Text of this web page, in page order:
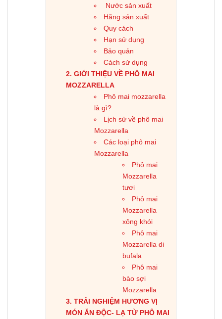
Nước sản xuất
Hãng sản xuất
Quy cách
Hạn sử dụng
Bảo quản
Cách sử dụng
GIỚI THIỆU VỀ PHÔ MAI
MOZZARELLA
Phô mai mozzarella
là gì?
Lịch sử về phô mai
Mozzarella
Các loại phô mai
Mozzarella
Phô mai
Mozzarella
tươi
Phô mai
Mozzarella
xông khói
Phô mai
Mozzarella di
bufala
Phô mai
bào sợi
Mozzarella
TRẢI NGHIỆM HƯƠNG VỊ
MÓN ĂN ĐỘC- LẠ TỪ PHÔ MAI